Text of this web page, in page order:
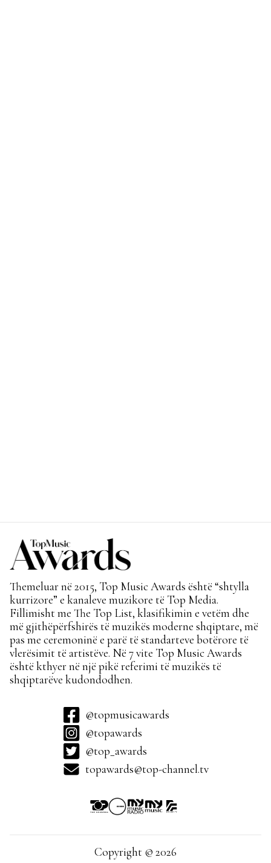
Themeluar në 2015, Top Music Awards është “shtylla
kurrizore” e kanaleve muzikore të Top Media.
Fillimisht me The Top List, klasifikimin e vetëm dhe
më gjithëpërfshirës të muzikës moderne shqiptare, më
pas me ceremoninë e parë të standarteve botërore të
vlerësimit të artistëve. Në 7 vite Top Music Awards
është kthyer në një pikë referimi të muzikës të
shqiptarëve kudondodhen.
@topmusicawards
@topawards
@top_awards
topawards@top-channel.tv
Copyright © 2026